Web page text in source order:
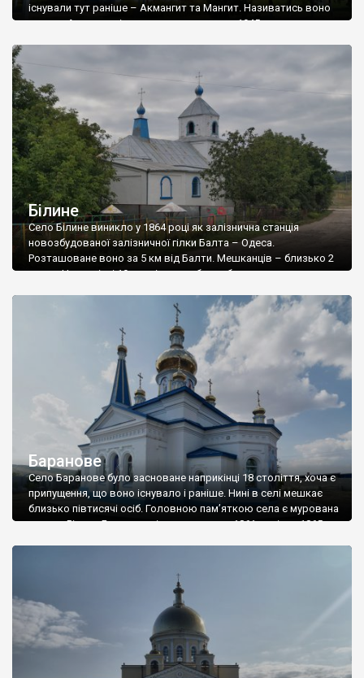
існували тут раніше – Акмангит та Мангит. Називатись воно
почало Акмангит, і називалося так аж до 1945 року, коли
Білине
Село Білине виникло у 1864 році як залізнична станція
новозбудованої залізничної гілки Балта – Одеса.
Розташоване воно за 5 км від Балти. Мешканців – близько 2
тисяч. Наприкінці 19 століття тут була збудована церква
об’єктів села можна віднести зализничний вокзал 19 ст., та
Баранове
Село Баранове було засноване наприкінці 18 століття, хоча є
припущення, що воно існувало і раніше. Нині в селі мешкає
близько півтисячі осіб. Головною пам’яткою села є мурована
церква Різдва Богородиці, яку заклали у 1861 році, а у 1865-му